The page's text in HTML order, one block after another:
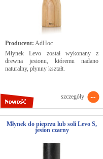
Producent: AdHoc
Młynek Levo został wykonany z
drewna jesionu, któremu nadano
naturalny, płynny kształt.
szczegóły
Młynek do pieprzu lub soli Levo S,
jesion czarny